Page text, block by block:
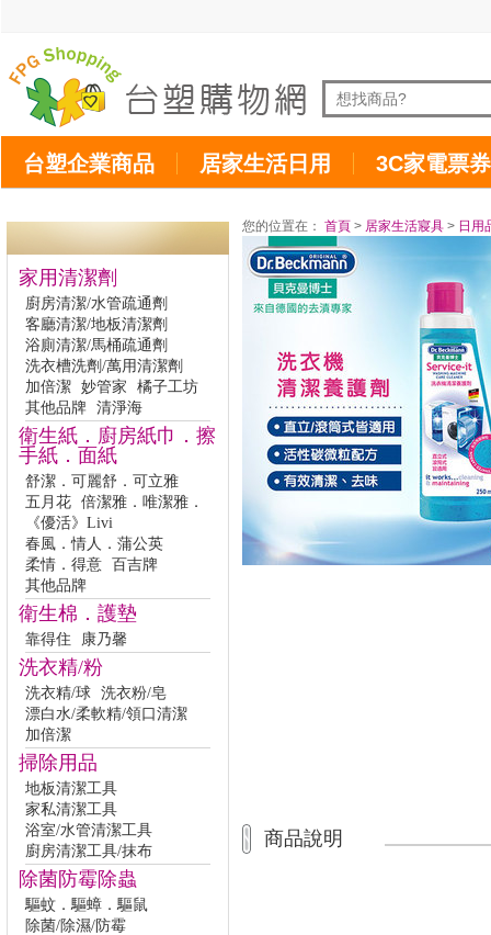
台塑企業商品 居家生活日用 3C家電票券
家用清潔劑
廚房清潔/水管疏通劑
客廳清潔/地板清潔劑
浴廁清潔/馬桶疏通劑
洗衣槽洗劑/萬用清潔劑
加倍潔 妙管家
橘子工坊
其他品牌 清淨海
衛生紙．廚房紙巾．擦
手紙．面紙
舒潔．可麗舒．可立雅
五月花 倍潔雅．唯潔雅．
《優活》Livi
春風．情人．蒲公英
柔情．得意 百吉牌
其他品牌
衛生棉．護墊
靠得住 康乃馨
洗衣精/粉
洗衣精/球 洗衣粉/皂
漂白水/柔軟精/領口清潔
加倍潔
掃除用品
地板清潔工具
家私清潔工具
浴室/水管清潔工具
廚房清潔工具/抹布
除菌防霉除蟲
驅蚊．驅蟑．驅鼠
除菌/除濕/防霉
您的位置在： 首頁 > 居家生活寢具 > 日用
商品說明